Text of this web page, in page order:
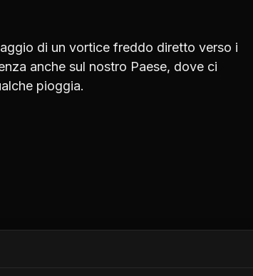
di un vortice freddo diretto verso i
anche sul nostro Paese, dove ci
pioggia.